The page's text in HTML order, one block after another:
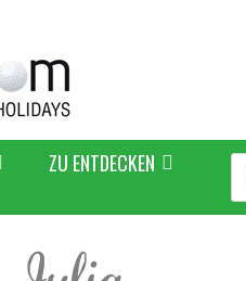
ZU ENTDECKEN